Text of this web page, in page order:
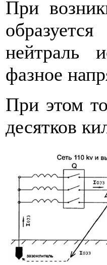
При
нейтраль
фазное
При этом
десятков